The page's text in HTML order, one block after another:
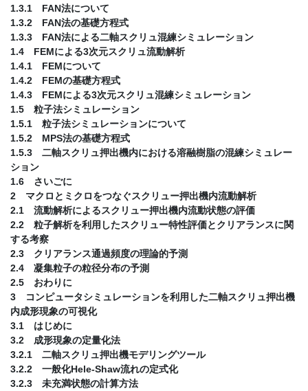
1.3.1 FAN法について
1.3.2 FAN法の基礎方程式
1.3.3 FAN法による二軸スクリュ混練シミュレーション
1.4 FEMによる3次元スクリュ流動解析
1.4.1 FEMについて
1.4.2 FEMの基礎方程式
1.4.3 FEMによる3次元スクリュ混練シミュレーション
1.5 粒子法シミュレーション
1.5.1 粒子法シミュレーションについて
1.5.2 MPS法の基礎方程式
1.5.3 二軸スクリュ押出機内における溶融樹脂の混練シミュレー
ション
1.6 さいごに
2 マクロとミクロをつなぐスクリュー押出機内流動解析
2.1 流動解析によるスクリュー押出機内流動状態の評価
2.2 粒子解析を利用したスクリュー特性評価とクリアランスに関
する考察
2.3 クリアランス通過頻度の理論的予測
2.4 凝集粒子の粒径分布の予測
2.5 おわりに
3 コンピュータシミュレーションを利用した二軸スクリュ押出機
内成形現象の可視化
3.1 はじめに
3.2 成形現象の定量化法
3.2.1 二軸スクリュ押出機モデリングツール
3.2.2 一般化Hele-Shaw流れの定式化
3.2.3 未充満状態の計算方法